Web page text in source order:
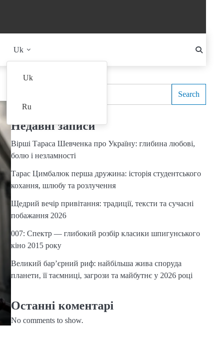
Uk
Uk
Ru
Search
Недавні записи
Вірші Тараса Шевченка про Україну: глибина любові,
болю і незламності
Тарас Цимбалюк перша дружина: історія студентського
кохання, шлюбу та розлучення
Щедрий вечір привітання: традиції, тексти та сучасні
побажання 2026
007: Спектр — глибокий розбір класики шпигунського
кіно 2015 року
Великий бар’єрний риф: найбільша жива споруда
планети, її таємниці, загрози та майбутнє у 2026 році
Останні коментарі
No comments to show.